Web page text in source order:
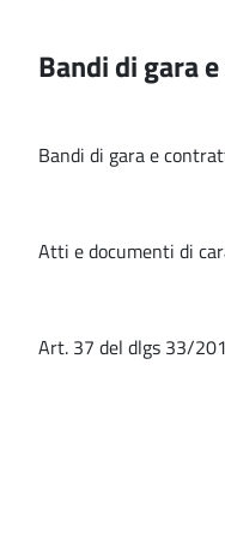
Bandi di gara
Bandi di gara e
Atti e documenti di
Art. 37 del dlgs 33/